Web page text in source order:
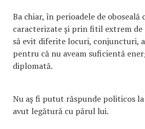
Ba chiar, în perioadele de oboseală
caracterizate și prin fitil extrem
să evit diferite locuri, conjuncturi,
pentru că nu aveam suficientă
diplomată.
Nu aș fi putut răspunde politicos
avut legătură cu părul lui.